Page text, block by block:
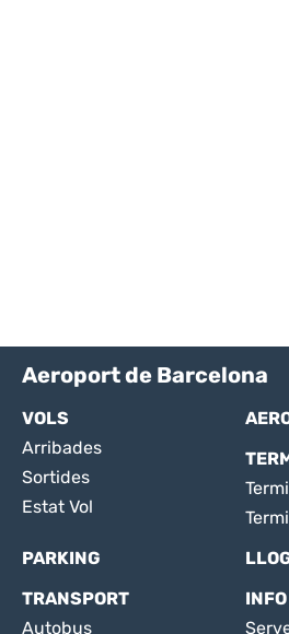
Aeroport de Barcelona
VOLS
Arribades
Sortides
Estat Vol
PARKING
TRANSPORT
Autobus